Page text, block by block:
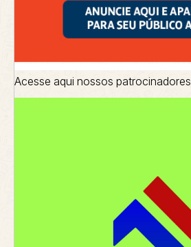
Acesse aqui nossos patrocinadores